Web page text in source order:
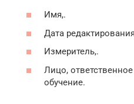
Имя,.
Дата
Измеритель,.
Лицо,
обучение.